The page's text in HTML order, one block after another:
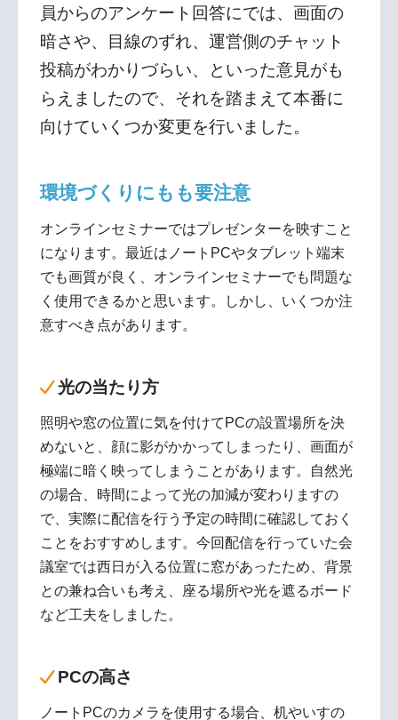
員からのアンケート回答にでは、画面の
暗さや、目線のずれ、運営側のチャット
投稿がわかりづらい、といった意見がも
らえましたので、それを踏まえて本番に
向けていくつか変更を行いました。
環境づくりにもも要注意
オンラインセミナーではプレゼンターを映すこと
になります。最近はノートPCやタブレット端末
でも画質が良く、オンラインセミナーでも問題な
く使用できるかと思います。しかし、いくつか注
意すべき点があります。
光の当たり方
照明や窓の位置に気を付けてPCの設置場所を決
めないと、顔に影がかかってしまったり、画面が
極端に暗く映ってしまうことがあります。自然光
の場合、時間によって光の加減が変わりますの
で、実際に配信を行う予定の時間に確認しておく
ことをおすすめします。今回配信を行っていた会
議室では西日が入る位置に窓があったため、背景
との兼ね合いも考え、座る場所や光を遮るボード
など工夫をしました。
PCの高さ
ノートPCのカメラを使用する場合、机やいすの